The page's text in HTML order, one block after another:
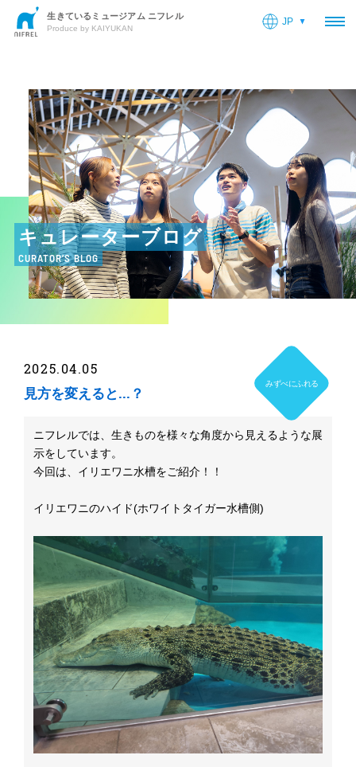
生きているミュージアム ニフレル
Produce by KAIYUKAN
JP
キュレーターブログ
CURATOR’S BLOG
みずべにふれる
2025.04.05
見方を変えると...？
ニフレルでは、生きものを様々な角度から見えるような展
示をしています。
今回は、イリエワニ水槽をご紹介！！
イリエワニのハイド(ホワイトタイガー水槽側)